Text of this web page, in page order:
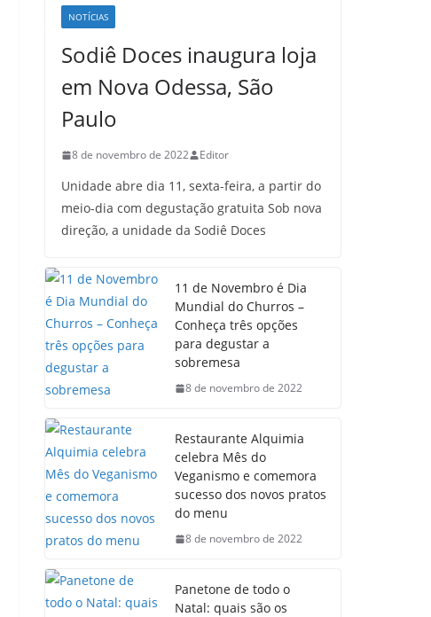
NOTÍCIAS
Sodiê Doces inaugura loja
em Nova Odessa, São
Paulo
8 de novembro de 2022 Editor
Unidade abre dia 11, sexta-feira, a partir do
meio-dia com degustação gratuita Sob nova
direção, a unidade da Sodiê Doces
11 de Novembro é Dia
Mundial do Churros –
Conheça três opções
para degustar a
sobremesa
8 de novembro de 2022
Restaurante Alquimia
celebra Mês do
Veganismo e comemora
sucesso dos novos pratos
do menu
8 de novembro de 2022
Panetone de todo o
Natal: quais são os